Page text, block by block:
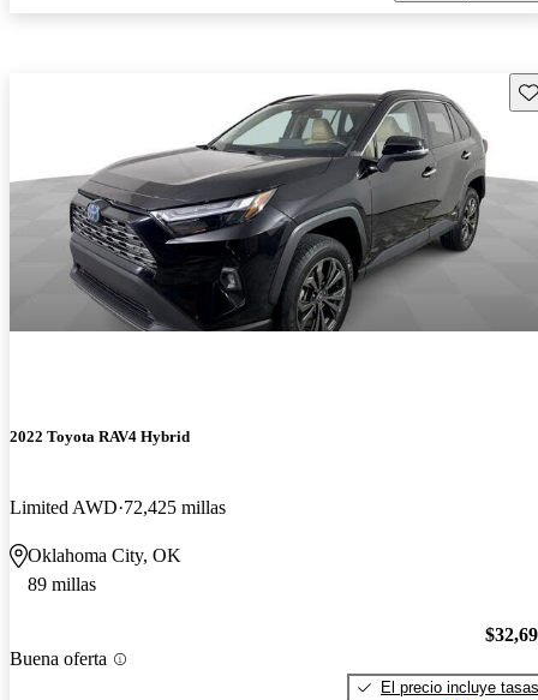
2022 Toyota RAV4 Hybrid
Limited AWD 72,425 millas
Oklahoma City, OK
89 millas
Buena oferta
El precio incluye tasas